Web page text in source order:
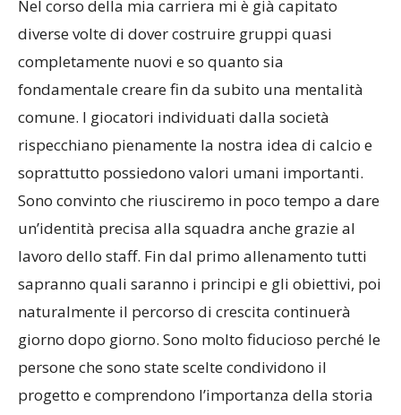
“Credo che sia l’aspetto più importante in assoluto.
Nel corso della mia carriera mi è già capitato
diverse volte di dover costruire gruppi quasi
completamente nuovi e so quanto sia
fondamentale creare fin da subito una mentalità
comune. I giocatori individuati dalla società
rispecchiano pienamente la nostra idea di calcio e
soprattutto possiedono valori umani importanti.
Sono convinto che riusciremo in poco tempo a dare
un’identità precisa alla squadra anche grazie al
lavoro dello staff. Fin dal primo allenamento tutti
sapranno quali saranno i principi e gli obiettivi, poi
naturalmente il percorso di crescita continuerà
giorno dopo giorno. Sono molto fiducioso perché le
persone che sono state scelte condividono il